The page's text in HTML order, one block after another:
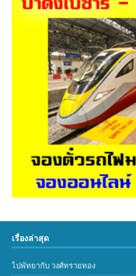
เรื่องล่าสุด
ไปพัทยากับ วงศ์ทรายทอง